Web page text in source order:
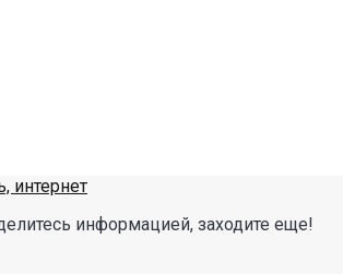
информацией, заходите еще!